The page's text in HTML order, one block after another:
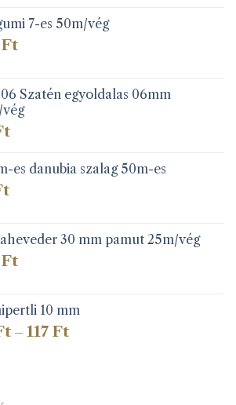
279 Ft
7-es 50m/vég
Ft
Szatén egyoldalas 06mm
es danubia szalag 50m-es
30 mm pamut 25m/vég
Ft
10 mm
– 117 FtÁrtartomány: